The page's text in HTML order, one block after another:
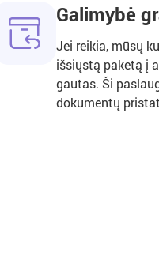
Galimybė
Jei reikia, mūsų
išsiųstą paketą į
gautas. Ši
dokumentų